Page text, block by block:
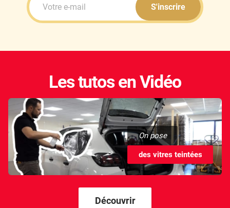
S'inscrire
Les tutos en Vidéo
On pose
des vitres teintées
Découvrir